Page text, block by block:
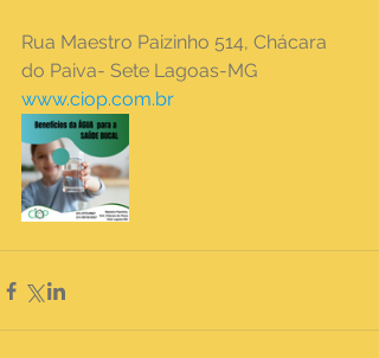
Rua Maestro Paizinho 514, Chácara
do Paiva- Sete Lagoas-MG
www.ciop.com.br